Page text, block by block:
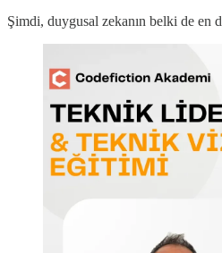
Şimdi, duygusal zekanın belki de en